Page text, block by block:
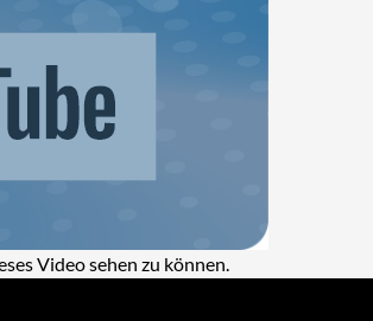
Video sehen zu können.